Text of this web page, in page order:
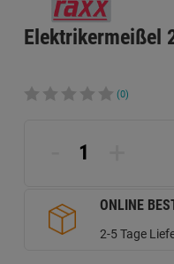
Elektrikermeißel
(0)
ONLINE
2-5 Tage